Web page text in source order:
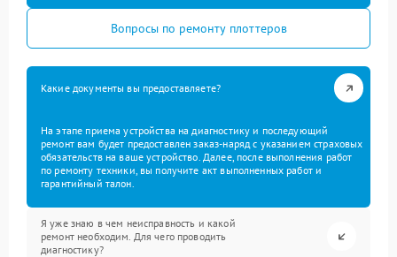
Вопросы по ремонту плоттеров
Какие документы вы предоставляете?
На этапе приема устройства на диагностику и последующий
ремонт вам будет предоставлен заказ-наряд с указанием страховых
обязательств на ваше устройство. Далее, после выполнения работ
по ремонту техники, вы получите акт выполненных работ и
гарантийный талон.
Я уже знаю в чем неисправность и какой
ремонт необходим. Для чего проводить
диагностику?